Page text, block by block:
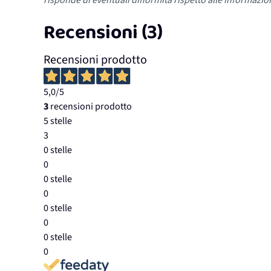
Recensioni (3)
Recensioni prodotto
5,0/5
3recensioni prodotto
5 stelle
3
0 stelle
0
0 stelle
0
0 stelle
0
0 stelle
0